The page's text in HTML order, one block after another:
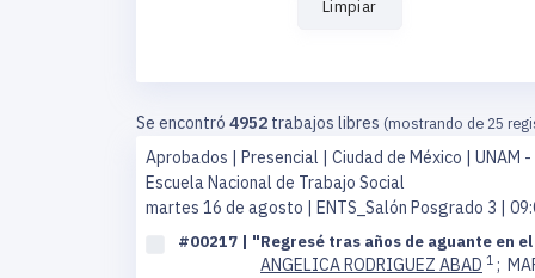
Limpiar
Se encontró 4952 trabajos libres (mostrando de 25
Aprobados | Presencial | Ciudad de México | UNAM -
Escuela Nacional de Trabajo Social
martes 16 de agosto | ENTS_Salón Posgrado 3 |
#00217 | "Regresé tras años de aguante en
ANGELICA RODRIGUEZ ABAD 1 ;